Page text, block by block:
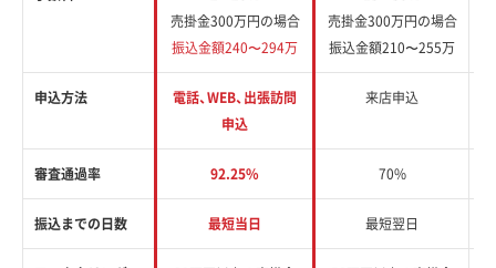
売掛金300万円の場合
振込金額240〜294万
売掛金300万円の場合
振込金額210〜255万
申込方法
電話、WEB、出張訪問
申込
来店申込
審査通過率 92.25% 70%
振込までの日数 最短当日 最短翌日